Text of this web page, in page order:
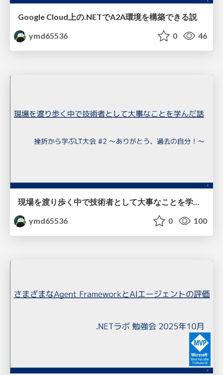
Google Cloud上の.NETでA2A環境を構築できる説
ymd65536
0 46
現場を渡り歩く中で技術者として大事なことを学んだ話
ymd65536
0 100